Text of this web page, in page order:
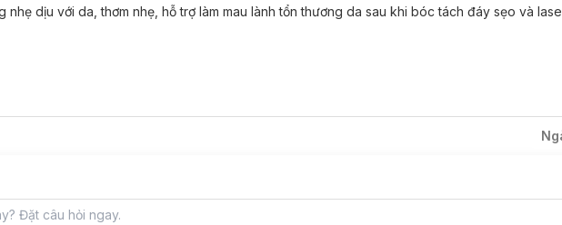
Extract - chiết xuất hoa cúc Đức, có khả năng làm dịu vết sưng viêm, trung hoà các chất gây kích ứng
chống oxy hóa, chống lại các gốc tự do gây hại.
xuất tảo nâu):
nhẹ dịu với da, thơm nhẹ, hỗ trợ làm mau lành tổn thương da sau khi bóc tách đáy sẹo và